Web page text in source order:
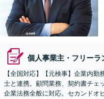
個人事業主・フリーラ
【全国対応】【元検事】企業内
士と連携。顧問業務、契約書チェ
企業法務全般に対応。セカンドオ